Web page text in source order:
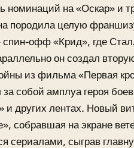
номинаций на «Оскар» и
породила целую
офф «Крид», где
он создал
из фильма «Первая
за собой амплуа героя
и других лентах. Новый
собравшая на экране
сериалами, сыграв